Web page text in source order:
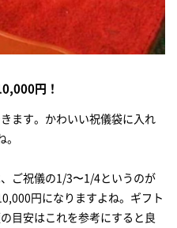
円！
ます。かわいい祝儀袋に入れ
ご祝儀の1/3〜1/4というのが
円になりますよね。ギフト
目安はこれを参考にすると良